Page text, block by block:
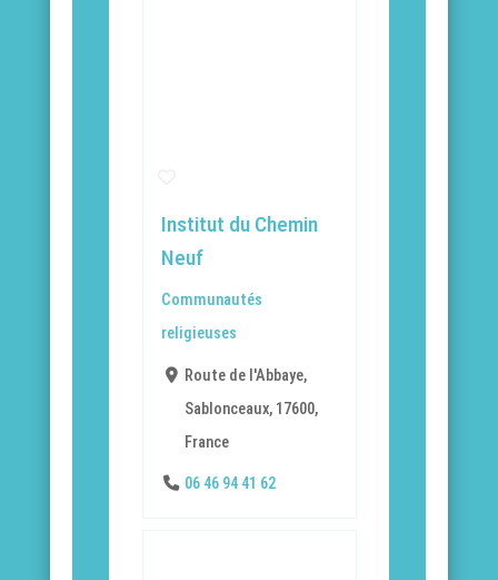
Institut du Chemin
Neuf
Communautés
religieuses
Route de l'Abbaye,
Sablonceaux, 17600,
France
06 46 94 41 62